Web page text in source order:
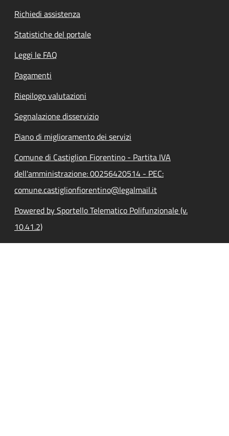
Richiedi assistenza
Statistiche del portale
Leggi le FAQ
Pagamenti
Riepilogo valutazioni
Segnalazione disservizio
Piano di miglioramento dei servizi
Comune di Castiglion Fiorentino - Partita IVA
dell'amministrazione: 00256420514 - PEC:
comune.castiglionfiorentino@legalmail.it
Powered by Sportello Telematico Polifunzionale (v.
10.41.2)